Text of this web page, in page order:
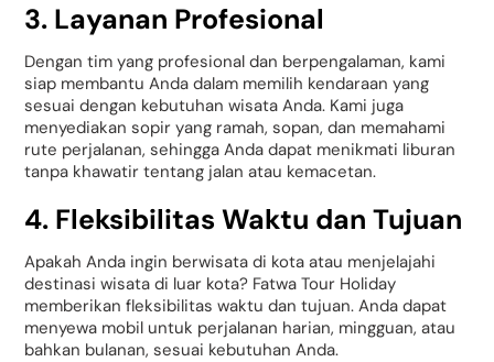
3. Layanan Profesional
Dengan tim yang profesional dan berpengalaman, kami
siap membantu Anda dalam memilih kendaraan yang
sesuai dengan kebutuhan wisata Anda. Kami juga
menyediakan sopir yang ramah, sopan, dan memahami
rute perjalanan, sehingga Anda dapat menikmati liburan
tanpa khawatir tentang jalan atau kemacetan.
4. Fleksibilitas Waktu dan Tujuan
Apakah Anda ingin berwisata di kota atau menjelajahi
destinasi wisata di luar kota? Fatwa Tour Holiday
memberikan fleksibilitas waktu dan tujuan. Anda dapat
menyewa mobil untuk perjalanan harian, mingguan, atau
bahkan bulanan, sesuai kebutuhan Anda.